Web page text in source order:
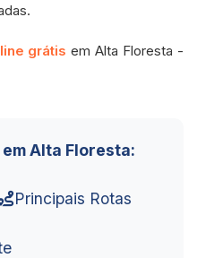
grátis em Alta Floresta -
Alta Floresta:
Principais Rotas